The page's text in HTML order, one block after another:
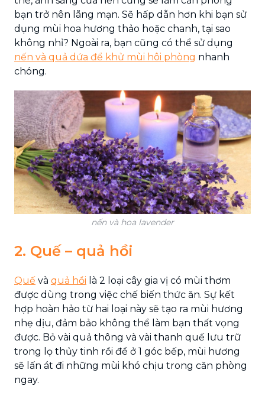
bạn trở nên lãng mạn. Sẽ hấp dẫn hơn khi bạn sử
dụng mùi hoa hương thảo hoặc chanh, tại sao
không nhỉ? Ngoài ra, bạn cũng có thể sử dụng
nến và quả dứa để khử mùi hôi phòng nhanh
chóng.
nến và hoa lavender
2. Quế – quả hồi
Quế và quả hồi là 2 loại cây gia vị có mùi thơm
được dùng trong việc chế biến thức ăn. Sự kết
hợp hoàn hảo từ hai loại này sẽ tạo ra mùi hương
nhẹ dịu, đảm bảo không thể làm bạn thất vọng
được. Bỏ vài quả thông và vài thanh quế lưu trữ
trong lọ thủy tinh rồi để ở 1 góc bếp, mùi hương
sẽ lấn át đi những mùi khó chịu trong căn phòng
ngay.